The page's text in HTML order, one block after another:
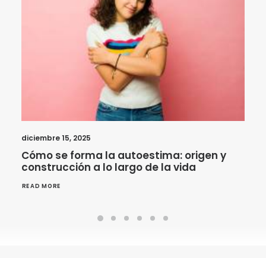
diciembre 15, 2025
Cómo se forma la autoestima: origen y
construcción a lo largo de la vida
READ MORE